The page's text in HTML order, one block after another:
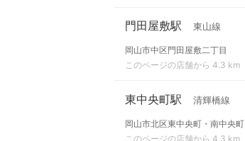
門田屋敷駅 東山線
岡山市中区門田屋敷二丁目
このページの店舗から 4.3 km
東中央町駅 清輝橋線
岡山市北区東中央町・南中央町
このページの店舗から 4.3 km